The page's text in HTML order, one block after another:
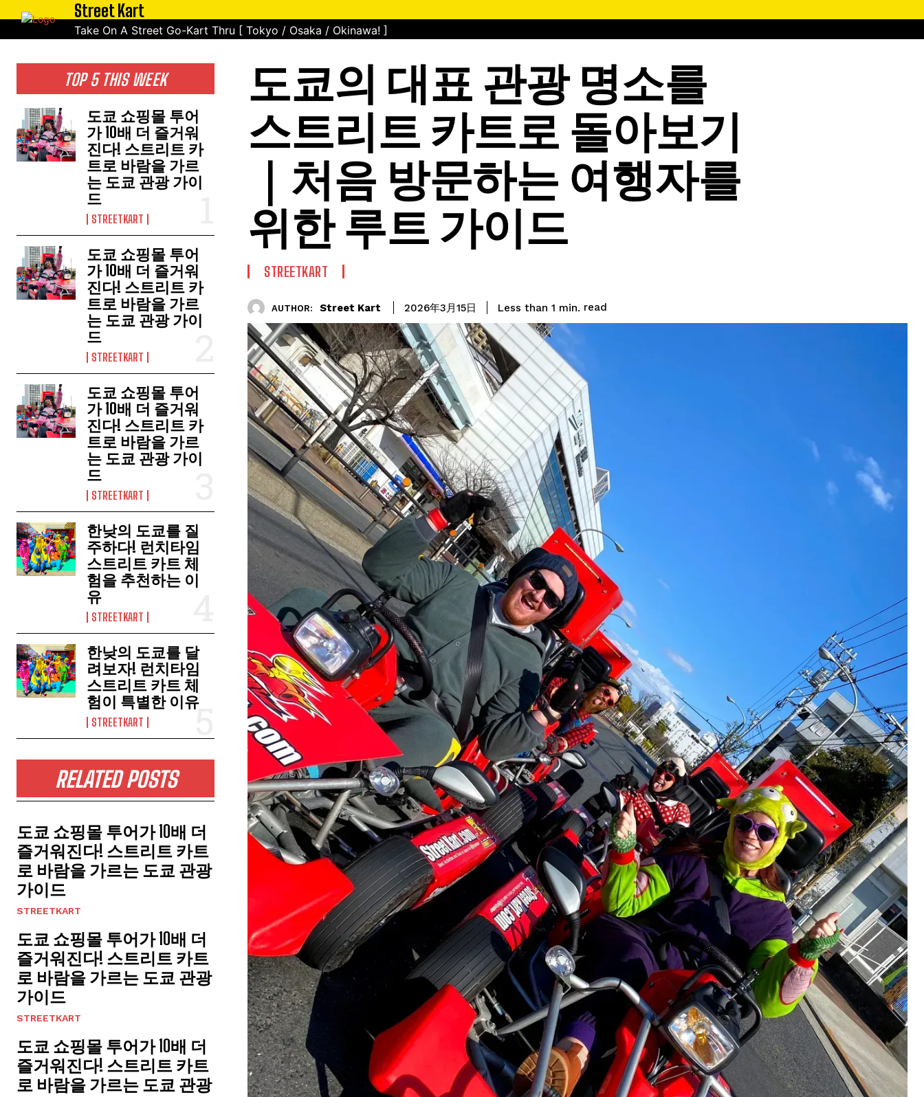
Street Kart
Take On A Street Go-Kart Thru [ Tokyo / Osaka / Okinawa! ]
TOP 5 THIS WEEK
도쿄 쇼핑몰 투어
가 10배 더 즐거워
진다! 스트리트 카
트로 바람을 가르
는 도쿄 관광 가이
드
STREETKART
도쿄 쇼핑몰 투어
가 10배 더 즐거워
진다! 스트리트 카
트로 바람을 가르
는 도쿄 관광 가이
드
STREETKART
도쿄 쇼핑몰 투어
가 10배 더 즐거워
진다! 스트리트 카
트로 바람을 가르
는 도쿄 관광 가이
드
STREETKART
한낮의 도쿄를 질
주하다! 런치타임
스트리트 카트 체
험을 추천하는 이
유
STREETKART
한낮의 도쿄를 달
려보자! 런치타임
스트리트 카트 체
험이 특별한 이유
STREETKART
RELATED POSTS
도쿄 쇼핑몰 투어가 10배 더
즐거워진다! 스트리트 카트
로 바람을 가르는 도쿄 관광
가이드
STREETKART
도쿄 쇼핑몰 투어가 10배 더
즐거워진다! 스트리트 카트
로 바람을 가르는 도쿄 관광
가이드
STREETKART
도쿄 쇼핑몰 투어가 10배 더
즐거워진다! 스트리트 카트
로 바람을 가르는 도쿄 관광
도쿄의 대표 관광 명소를
스트리트 카트로 돌아보기
｜처음 방문하는 여행자를
위한 루트 가이드
STREETKART
AUTHOR: Street Kart 2026年3月15日 Less than 1 min. read